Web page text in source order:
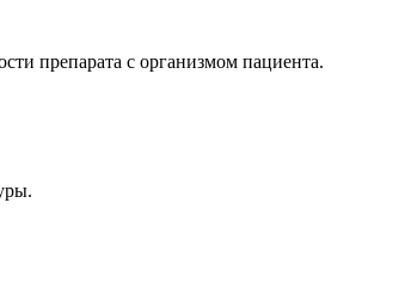
препарата с организмом пациента.